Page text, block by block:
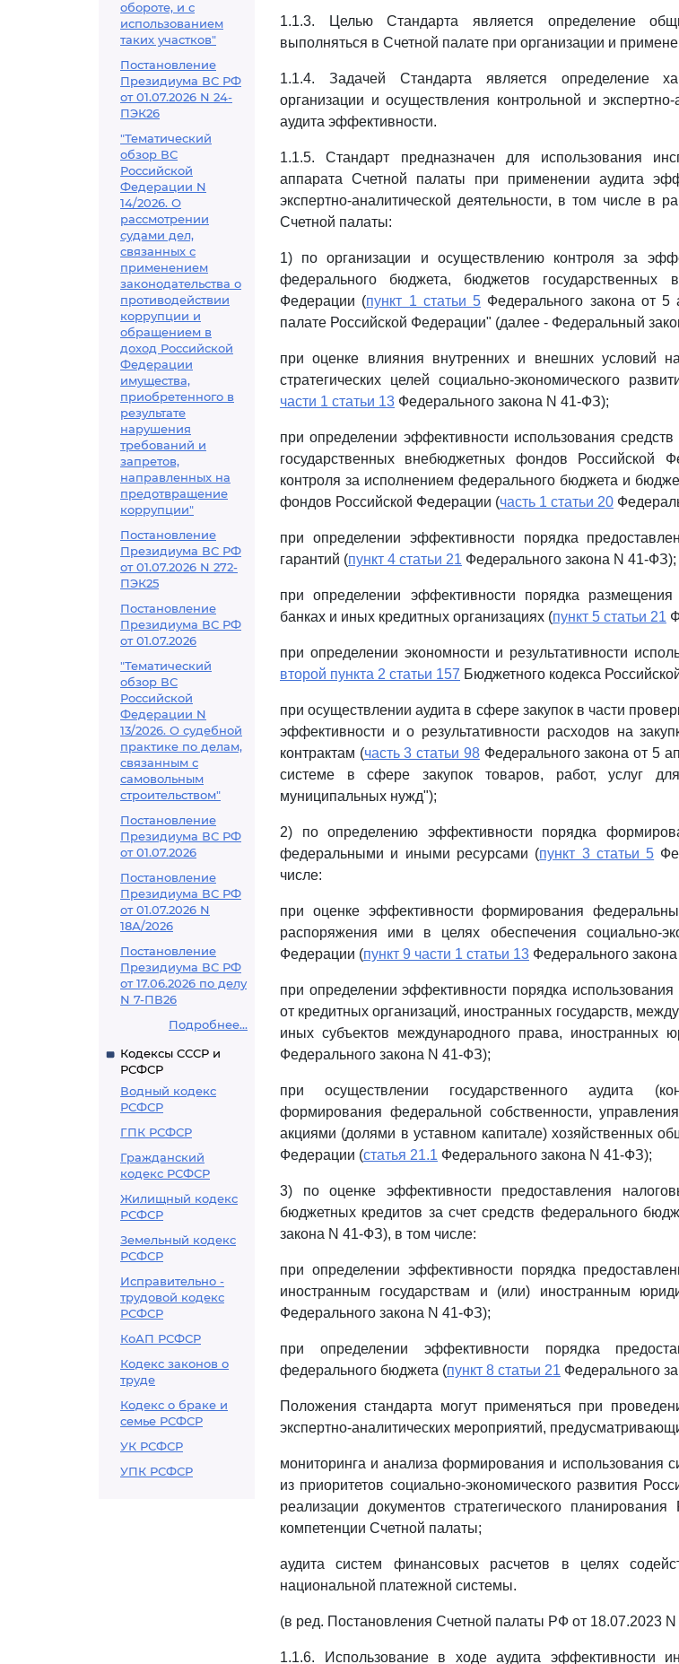
обороте, и с
использованием
таких участков"
Постановление
Президиума ВС РФ
от 01.07.2026 N 24-
ПЭК26
"Тематический
обзор ВС
Российской
Федерации N
14/2026. О
рассмотрении
судами дел,
связанных с
применением
законодательства о
противодействии
коррупции и
обращением в
доход Российской
Федерации
имущества,
приобретенного в
результате
нарушения
требований и
запретов,
направленных на
предотвращение
коррупции"
Постановление
Президиума ВС РФ
от 01.07.2026 N 272-
ПЭК25
Постановление
Президиума ВС РФ
от 01.07.2026
"Тематический
обзор ВС
Российской
Федерации N
13/2026. О судебной
практике по делам,
связанным с
самовольным
строительством"
Постановление
Президиума ВС РФ
от 01.07.2026
Постановление
Президиума ВС РФ
от 01.07.2026 N
18А/2026
Постановление
Президиума ВС РФ
от 17.06.2026 по делу
N 7-ПВ26
Подробнее...
Кодексы СССР и
РСФСР
Водный кодекс
РСФСР
ГПК РСФСР
Гражданский
кодекс РСФСР
Жилищный кодекс
РСФСР
Земельный кодекс
РСФСР
Исправительно -
трудовой кодекс
РСФСР
КоАП РСФСР
Кодекс законов о
труде
Кодекс о браке и
семье РСФСР
УК РСФСР
УПК РСФСР
1.1.3. Целью Стандарта является определение
выполняться в Счетной палате при организации и
1.1.4. Задачей Стандарта является определение
организации и осуществления контрольной и
аудита эффективности.
1.1.5. Стандарт предназначен для использования
аппарата Счетной палаты при применении аудита
экспертно-аналитической деятельности, в том числе в
Счетной палаты:
1) по организации и осуществлению контроля за
федерального бюджета, бюджетов государственных
Федерации (пункт 1 статьи 5 Федерального закона от
палате Российской Федерации" (далее - Федеральный
при оценке влияния внутренних и внешних условий
стратегических целей социально-экономического
части 1 статьи 13 Федерального закона N 41-ФЗ);
при определении эффективности использования
государственных внебюджетных фондов Российской
контроля за исполнением федерального бюджета и
фондов Российской Федерации (часть 1 статьи 20
при определении эффективности порядка
гарантий (пункт 4 статьи 21 Федерального закона N 41-ФЗ);
при определении эффективности порядка
банках и иных кредитных организациях (пункт 5 статьи 21
при определении экономности и результативности
второй пункта 2 статьи 157 Бюджетного кодекса
при осуществлении аудита в сфере закупок в части
эффективности и о результативности расходов на
контрактам (часть 3 статьи 98Федерального закона от 5
системе в сфере закупок товаров, работ, услуг
муниципальных нужд");
2) по определению эффективности порядка
федеральными и иными ресурсами (пункт 3 статьи 5
числе:
при оценке эффективности формирования
распоряжения ими в целях обеспечения социально-
Федерации (пункт 9 части 1 статьи 13 Федерального
при определении эффективности порядка использования
от кредитных организаций, иностранных государств,
иных субъектов международного права, иностранных
Федерального закона N 41-ФЗ);
при осуществлении государственного аудита
формирования федеральной собственности,
акциями (долями в уставном капитале) хозяйственных
Федерации (статья 21.1 Федерального закона N 41-ФЗ);
3) по оценке эффективности предоставления
бюджетных кредитов за счет средств федерального
закона N 41-ФЗ), в том числе:
при определении эффективности порядка
иностранным государствам и (или) иностранным
Федерального закона N 41-ФЗ);
при определении эффективности порядка
федерального бюджета (пункт 8 статьи 21 Федерального
Положения стандарта могут применяться при
экспертно-аналитических мероприятий,
мониторинга и анализа формирования и использования
из приоритетов социально-экономического развития
реализации документов стратегического
компетенции Счетной палаты;
аудита систем финансовых расчетов в целях
национальной платежной системы.
(в ред. Постановления Счетной палаты РФ от 18.07.2023
1.1.6. Использование в ходе аудита эффективности